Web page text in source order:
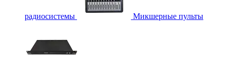
радиосистемы Микшерные пульты